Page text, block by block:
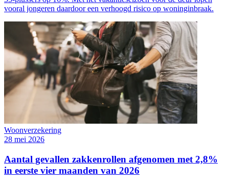
vooral jongeren daardoor een verhoogd risico op woninginbraak.
Woonverzekering
28 mei 2026
Aantal gevallen zakkenrollen afgenomen met 2,8%
in eerste vier maanden van 2026